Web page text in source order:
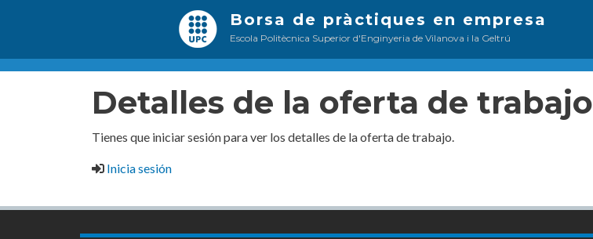
al
principal
Borsa de pràctiques en empresa
Escola Politècnica Superior d'Enginyeria de Vilanova i la Geltrú
Detalles de la oferta de trabajo
Tienes que iniciar sesión para ver los detalles de la oferta de trabajo.
Inicia sesión